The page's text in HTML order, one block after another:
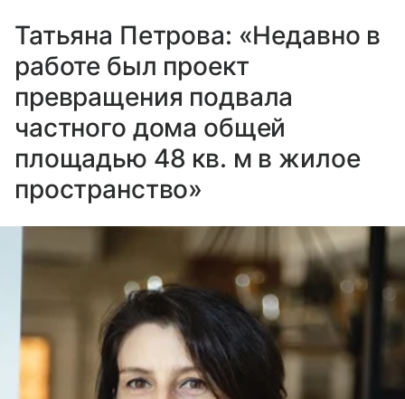
Татьяна Петрова: «Недавно в
работе был проект
превращения подвала
частного дома общей
площадью 48 кв. м в жилое
пространство»